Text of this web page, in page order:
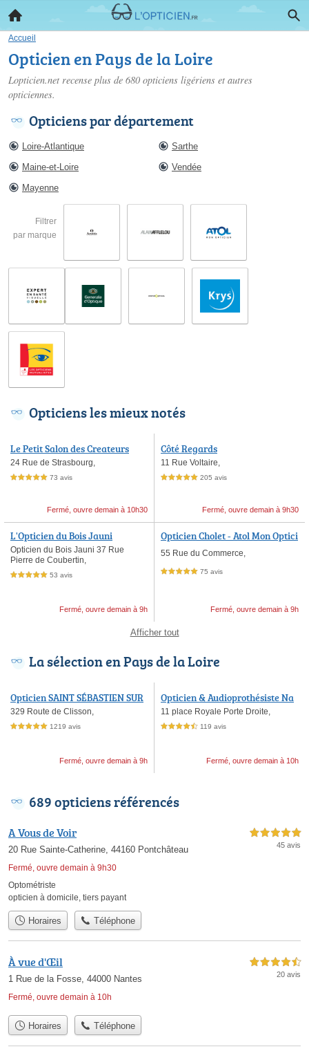
Accueil
Opticien en Pays de la Loire
Lopticien.net recense plus de 680 opticiens ligériens et autres
opticiennes.
Opticiens par département
Loire-Atlantique
Maine-et-Loire
Mayenne
Sarthe
Vendée
Filtrer
par marque
Opticiens les mieux notés
Le Petit Salon des Createurs
24 Rue de Strasbourg,
5,0 étoiles sur 5 73 avis
Fermé, ouvre demain à 10h30
Côté Regards
11 Rue Voltaire,
5,0 étoiles sur 5 205 avis
Fermé, ouvre demain à 9h30
L'Opticien du Bois Jauni
Opticien du Bois Jauni 37 Rue
Pierre de Coubertin,
5,0 étoiles sur 5 53 avis
Fermé, ouvre demain à 9h
Opticien Cholet - Atol Mon Optici
en
55 Rue du Commerce,
5,0 étoiles sur 5 75 avis
Fermé, ouvre demain à 9h
Afficher tout
La sélection en Pays de la Loire
Opticien SAINT SÉBASTIEN SUR
LOIRE - Optical Center
329 Route de Clisson,
5,0 étoiles sur 5 1219 avis
Fermé, ouvre demain à 9h
Opticien & Audioprothésiste Na
ntes - Lissac - Place Royale
11 place Royale Porte Droite,
4,5 étoiles sur 5 119 avis
Fermé, ouvre demain à 10h
689 opticiens référencés
A Vous de Voir
20 Rue Sainte-Catherine, 44160 Pontchâteau
Fermé, ouvre demain à 9h30
5,0 étoiles sur 5
45 avis
Optométriste
opticien à domicile, tiers payant
Horaires Téléphone
À vue d'Œil
1 Rue de la Fosse, 44000 Nantes
Fermé, ouvre demain à 10h
4,5 étoiles sur 5
20 avis
Horaires Téléphone